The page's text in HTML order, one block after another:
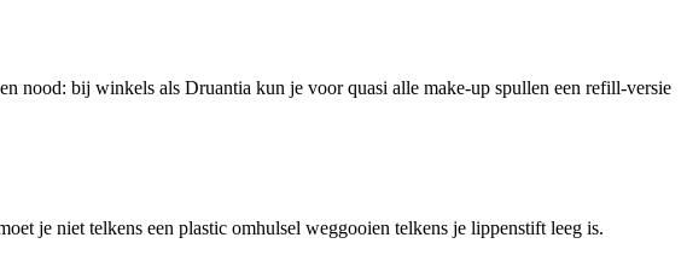
nood: bij winkels als Druantia kun je voor quasi alle make-up spullen een refill-versie
je niet telkens een plastic omhulsel weggooien telkens je lippenstift leeg is.